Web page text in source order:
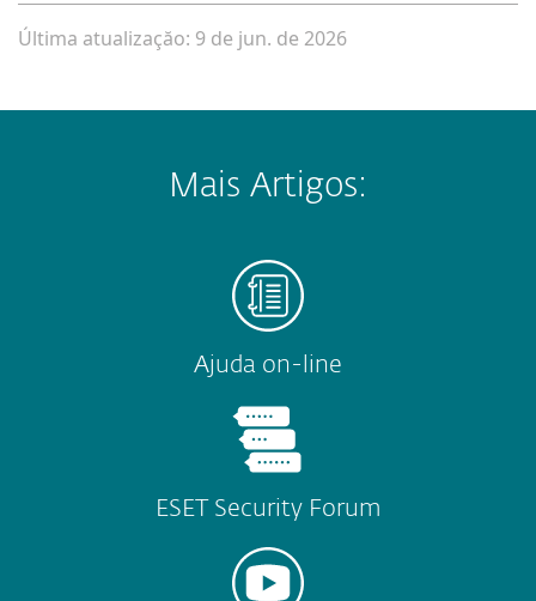
Última atualizaçăo: 9 de jun. de 2026
Mais Artigos:
Ajuda on-line
ESET Security Forum